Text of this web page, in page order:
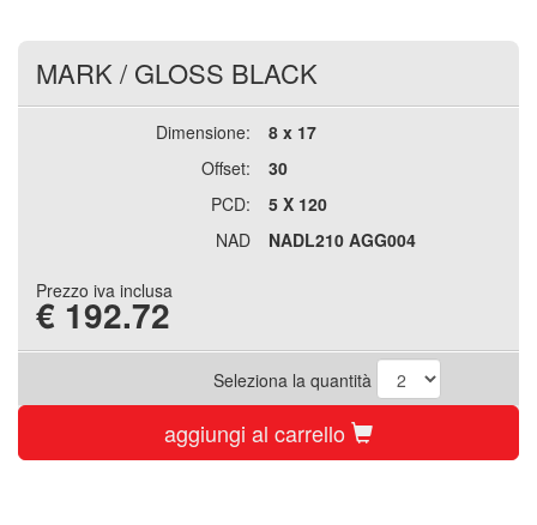
MARK / GLOSS BLACK
Dimensione:
8 x 17
Offset:
30
PCD:
5 X 120
NAD
NADL210 AGG004
Prezzo iva inclusa
€ 192.72
Seleziona la quantità
aggiungi al carrello